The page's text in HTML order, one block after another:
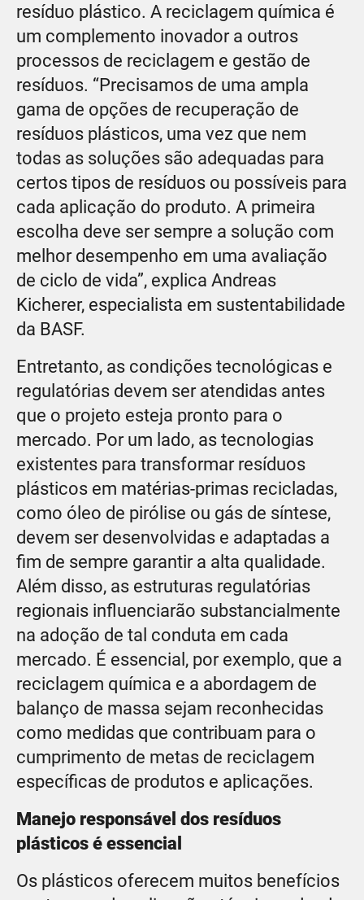
resíduo plástico. A reciclagem química é
um complemento inovador a outros
processos de reciclagem e gestão de
resíduos. “Precisamos de uma ampla
gama de opções de recuperação de
resíduos plásticos, uma vez que nem
todas as soluções são adequadas para
certos tipos de resíduos ou possíveis para
cada aplicação do produto. A primeira
escolha deve ser sempre a solução com
melhor desempenho em uma avaliação
de ciclo de vida”, explica Andreas
Kicherer, especialista em sustentabilidade
da BASF.
Entretanto, as condições tecnológicas e
regulatórias devem ser atendidas antes
que o projeto esteja pronto para o
mercado. Por um lado, as tecnologias
existentes para transformar resíduos
plásticos em matérias-primas recicladas,
como óleo de pirólise ou gás de síntese,
devem ser desenvolvidas e adaptadas a
fim de sempre garantir a alta qualidade.
Além disso, as estruturas regulatórias
regionais influenciarão substancialmente
na adoção de tal conduta em cada
mercado. É essencial, por exemplo, que a
reciclagem química e a abordagem de
balanço de massa sejam reconhecidas
como medidas que contribuam para o
cumprimento de metas de reciclagem
específicas de produtos e aplicações.
Manejo responsável dos resíduos
plásticos é essencial
Os plásticos oferecem muitos benefícios